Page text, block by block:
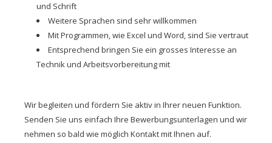
und Schrift
Weitere Sprachen sind sehr willkommen
Mit Programmen, wie Excel und Word, sind Sie vertraut
Entsprechend bringen Sie ein grosses Interesse an
Technik und Arbeitsvorbereitung mit
Wir begleiten und fördern Sie aktiv in Ihrer neuen Funktion.
Senden Sie uns einfach Ihre Bewerbungsunterlagen und wir
nehmen so bald wie möglich Kontakt mit Ihnen auf.